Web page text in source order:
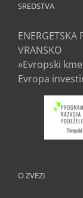
SREDSTVA
ENERGETSKA
VRANSKO
»Evropski
Evropa
O ZVEZI